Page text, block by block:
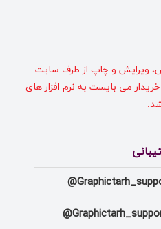
ویرایش و چاپ از طرف سایت
می بایست به نرم افزار های